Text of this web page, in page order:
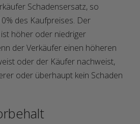
Schadensersatz, so
des Kaufpreises. Der
höher oder niedriger
der Verkäufer einen höheren
oder der Käufer nachweist,
oder überhaupt kein Schaden